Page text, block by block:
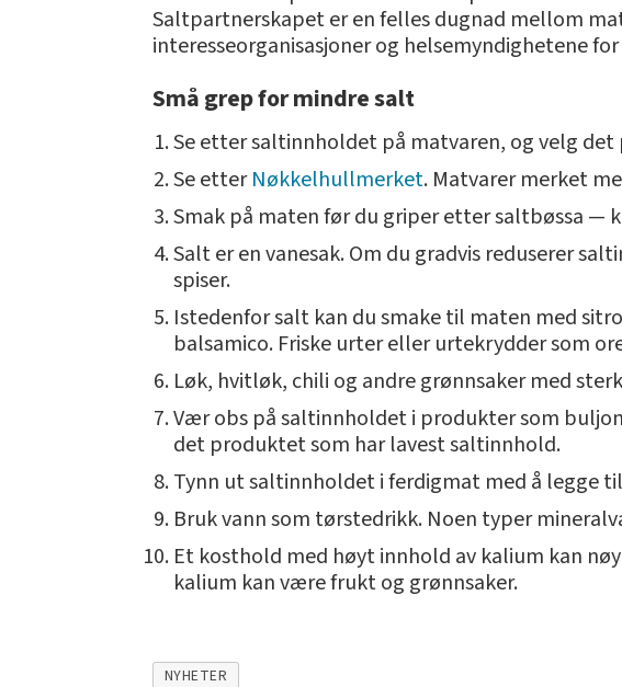
Saltpartnerskapet er en felles dugnad mellom
interesseorganisasjoner og helsemyndighetene
Små grep for mindre salt
Se etter saltinnholdet på matvaren, og velg
Se etterNøkkelhullmerket. Matvarer merket
Smak på maten før du griper etter saltbøssa —
Salt er en vanesak. Om du gradvis reduserer
spiser.
Istedenfor salt kan du smake til maten med
balsamico. Friske urter eller urtekrydder som
Løk, hvitløk, chili og andre grønnsaker med
Vær obs på saltinnholdet i produkter som
det produktet som har lavest saltinnhold.
Tynn ut saltinnholdet i ferdigmat med å legge
Bruk vann som tørstedrikk. Noen typer
Et kosthold med høyt innhold av kalium kan
kalium kan være frukt og grønnsaker.
NYHETER